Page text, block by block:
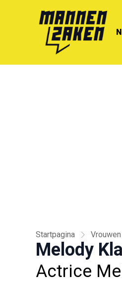
Startpagina Vrouwen
Melody
Actrice